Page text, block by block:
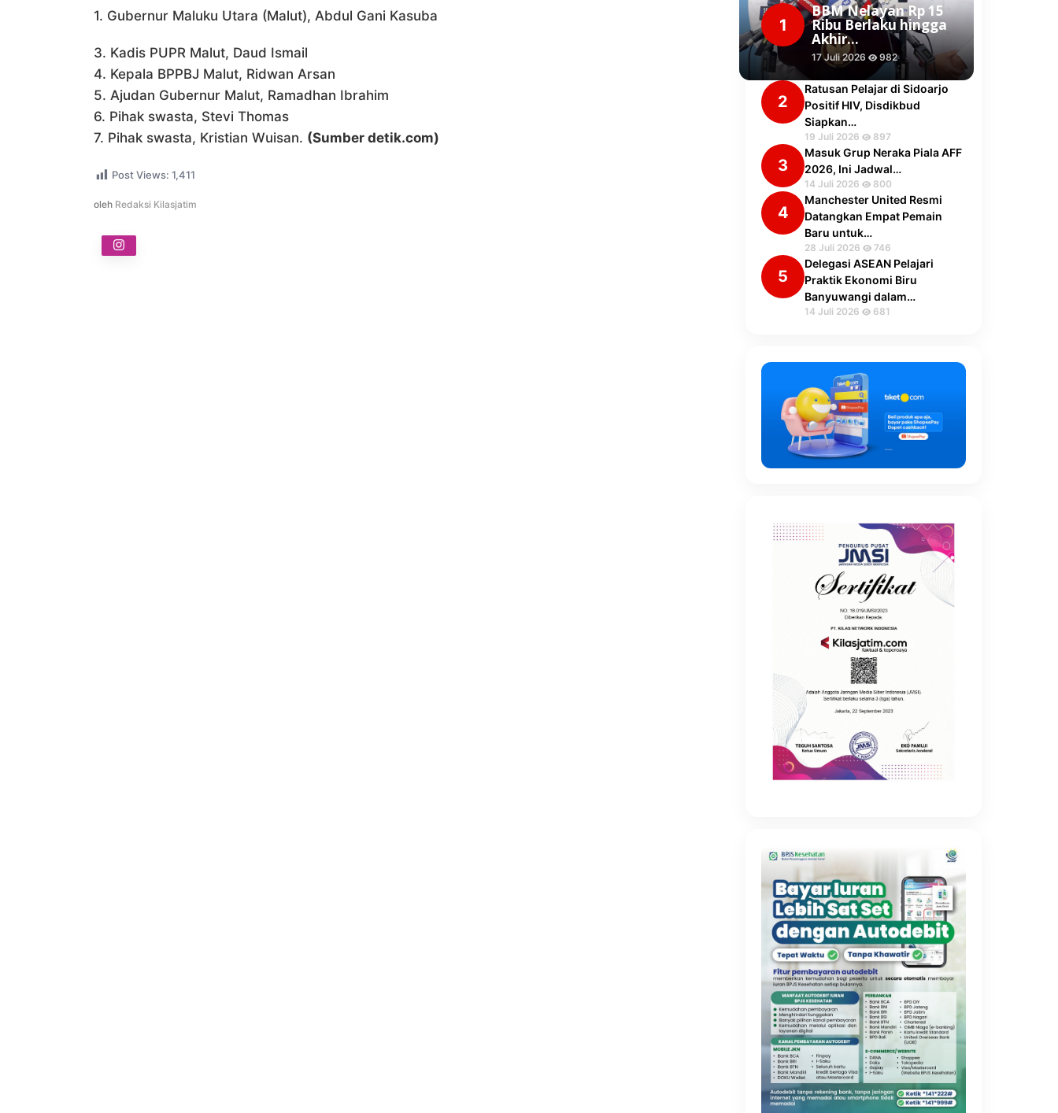
1. Gubernur Maluku Utara (Malut), Abdul Gani Kasuba
3. Kadis PUPR Malut, Daud Ismail
4. Kepala BPPBJ Malut, Ridwan Arsan
5. Ajudan Gubernur Malut, Ramadhan Ibrahim
6. Pihak swasta, Stevi Thomas
7. Pihak swasta, Kristian Wuisan. (Sumber detik.com)
Post Views: 1,411
oleh Redaksi Kilasjatim
1
BBM Nelayan Rp 15
Ribu Berlaku hingga
Akhir…
17 Juli 2026 982
2
Ratusan Pelajar di Sidoarjo
Positif HIV, Disdikbud
Siapkan…
19 Juli 2026 897
3
Masuk Grup Neraka Piala AFF
2026, Ini Jadwal…
14 Juli 2026 800
4
Manchester United Resmi
Datangkan Empat Pemain
Baru untuk…
28 Juli 2026 746
5
Delegasi ASEAN Pelajari
Praktik Ekonomi Biru
Banyuwangi dalam…
14 Juli 2026 681